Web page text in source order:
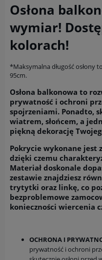
Osłona
wymiar!
kolorach!
*Maksymalna długość osłony
95cm.
Osłona balkonowa to
prywatność i ochroni
spojrzeniami. Ponadto,
wiatrem, słońcem, a
piękną dekorację
Pokrycie wykonane jest
dzięki czemu
Materiał doskonale
zestawie znajdziesz
trytytki oraz linkę, co
bezproblemowe
konieczności wiercenia
OCHRONA I
prywatność i ochroni